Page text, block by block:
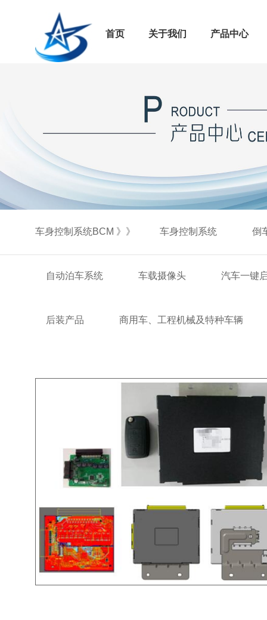
首页 关于我们 产品中心
车身控制系统BCM 》》 车身控制系统 倒
自动泊车系统 车载摄像头 汽车一键
后装产品 商用车、工程机械及特种车辆